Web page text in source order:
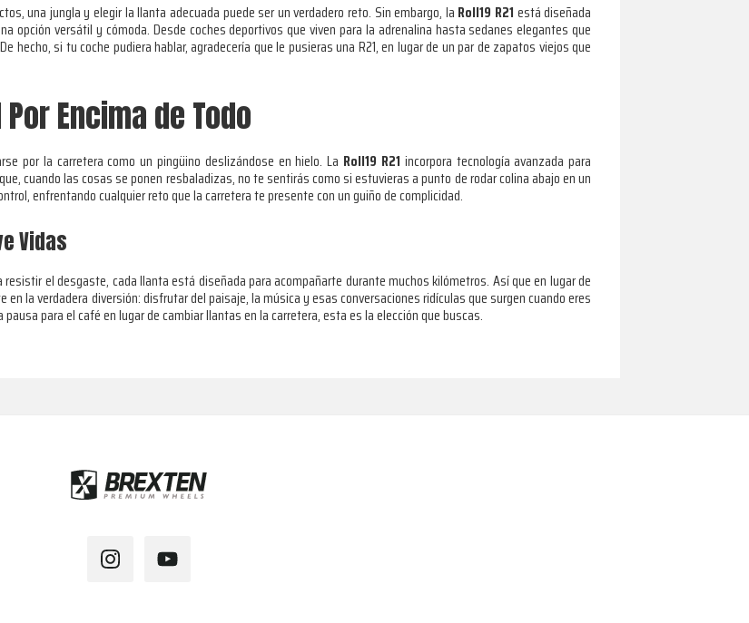
una jungla y elegir la llanta adecuada puede ser un verdadero reto. Sin embargo, laRoll19 R21 está diseñada
opción versátil y cómoda. Desde coches deportivos que viven para la adrenalina hasta sedanes elegantes que
hecho, si tu coche pudiera hablar, agradecería que le pusieras una R21, en lugar de un par de zapatos viejos que
Encima de Todo
por la carretera como un pingüino deslizándose en hielo. La Roll19 R21 incorpora tecnología avanzada para
cuando las cosas se ponen resbaladizas, no te sentirás como si estuvieras a punto de rodar colina abajo en un
enfrentando cualquier reto que la carretera te presente con un guiño de complicidad.
Vidas
resistir el desgaste, cada llanta está diseñada para acompañarte durante muchos kilómetros. Así que en lugar de
la verdadera diversión: disfrutar del paisaje, la música y esas conversaciones ridículas que surgen cuando eres
para el café en lugar de cambiar llantas en la carretera, esta es la elección que buscas.